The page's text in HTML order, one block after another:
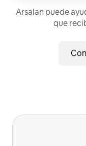
Arsalan puede
que